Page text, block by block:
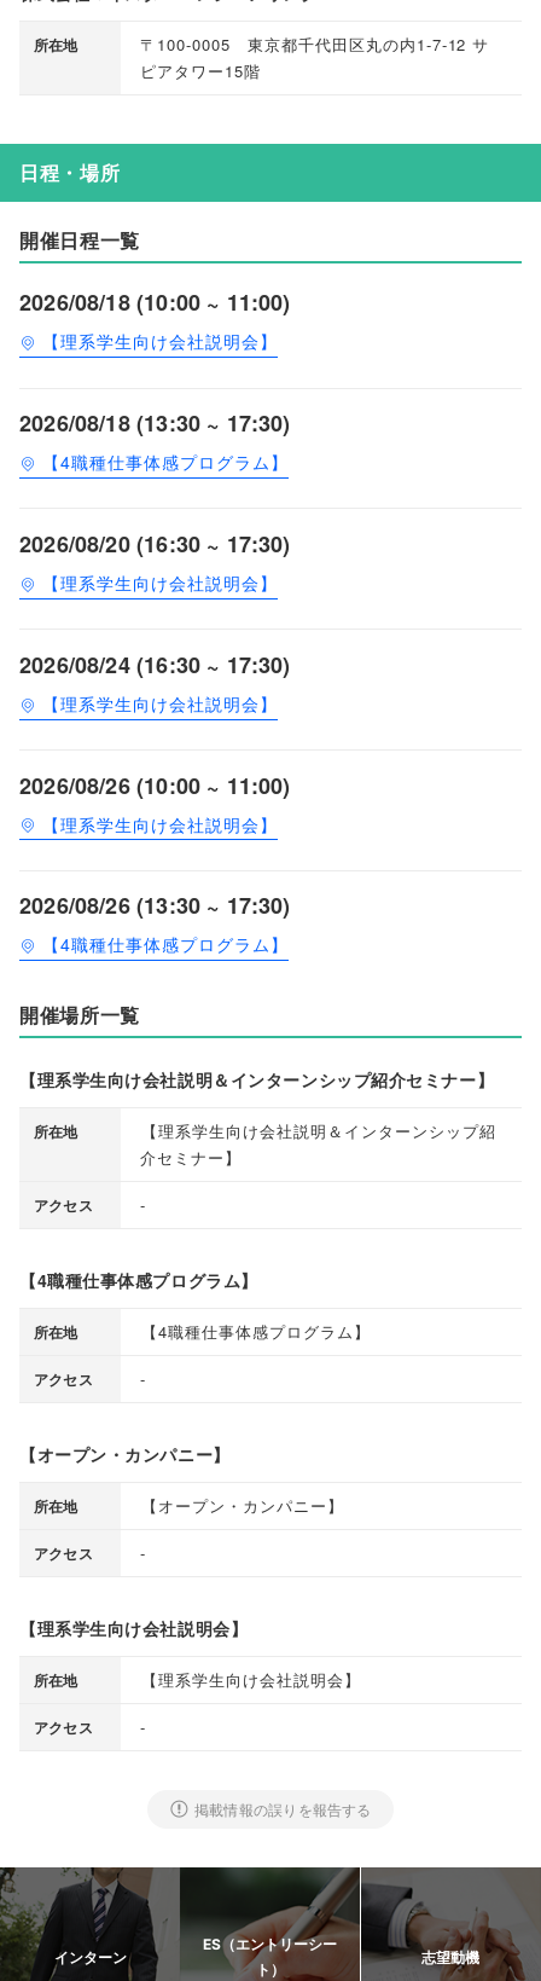
所在地
〒100-0005 東京都千代田区丸の内1-7-12 サ
ピアタワー15階
日程・場所
開催日程一覧
2026/08/18 (10:00 ~ 11:00)
【理系学生向け会社説明会】
2026/08/18 (13:30 ~ 17:30)
【4職種仕事体感プログラム】
2026/08/20 (16:30 ~ 17:30)
【理系学生向け会社説明会】
2026/08/24 (16:30 ~ 17:30)
【理系学生向け会社説明会】
2026/08/26 (10:00 ~ 11:00)
【理系学生向け会社説明会】
2026/08/26 (13:30 ~ 17:30)
【4職種仕事体感プログラム】
開催場所一覧
【理系学生向け会社説明＆インターンシップ紹介セミナー】
所在地 【理系学生向け会社説明＆インターンシップ紹
介セミナー】
アクセス -
【4職種仕事体感プログラム】
所在地 【4職種仕事体感プログラム】
アクセス -
【オープン・カンパニー】
所在地 【オープン・カンパニー】
アクセス -
【理系学生向け会社説明会】
所在地 【理系学生向け会社説明会】
アクセス -
掲載情報の誤りを報告する
インターン
ES（エントリーシー
ト）
志望動機